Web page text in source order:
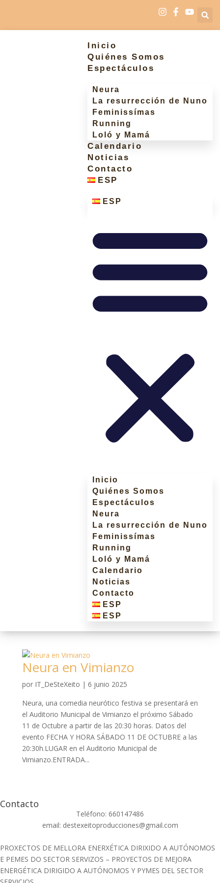
Inicio
Quiénes Somos
Espectáculos
Neura
La resurrección de Nuno
Feminissímas
Running
Loló y Mamá
Calendario
Noticias
Contacto
ESP
ESP
Inicio
Quiénes Somos
Espectáculos
Neura
La resurrección de Nuno
Feminissímas
Running
Loló y Mamá
Calendario
Noticias
Contacto
ESP
ESP
Neura en Vimianzo
por IT_DeSteXeito | 6 junio 2025
Neura, una comedia neurótico festiva se presentará en
el Auditorio Municipal de Vimianzo el próximo Sábado
11 de Octubre a partir de las 20:30 horas. Datos del
evento FECHA Y HORA SÁBADO 11 DE OCTUBRE a las
20:30h.LUGAR en el Auditorio Municipal de
Vimianzo.ENTRADA...
Contacto
Teléfono: 660147486
email: destexeitoproducciones@gmail.com
PROXECTOS DE MELLORA ENERXÉTICA DIRIXIDO A AUTÓNOMOS
E PEMES DO SECTOR SERVIZOS – PROYECTOS DE MEJORA
ENERGÉTICA DIRIGIDO A AUTÓNOMOS Y PYMES DEL SECTOR